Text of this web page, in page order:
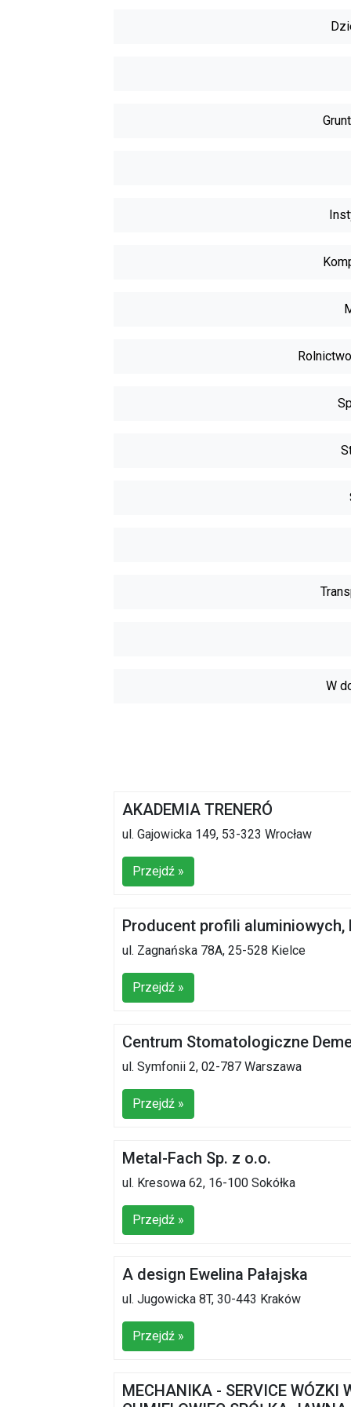
W
AKADEMIA TRENERÓ
ul. Gajowicka 149, 53-323 Wrocław
Przejdź »
Producent profili
ul. Zagnańska 78A, 25-528 Kielce
Przejdź »
Centrum Stomatologiczne
ul. Symfonii 2, 02-787 Warszawa
Przejdź »
Metal-Fach Sp. z o.o.
ul. Kresowa 62, 16-100 Sokółka
Przejdź »
A design Ewelina Pałajska
ul. Jugowicka 8T, 30-443 Kraków
Przejdź »
MECHANIKA - SERVICE WÓZKI